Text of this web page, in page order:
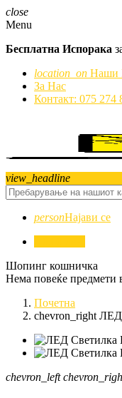
close
Menu
Бесплатна Испорака
location_on Наши
За Нас
Контакт: 075 274
view_headline
personНајави се
Шопинг кошничка
Нема повеќе предмети
Почетна
chevron_right ЛЕД
chevron_left